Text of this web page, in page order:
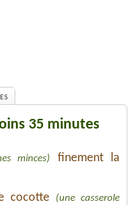
35 minutes
minces)
finement la
cocotte
(une casserole